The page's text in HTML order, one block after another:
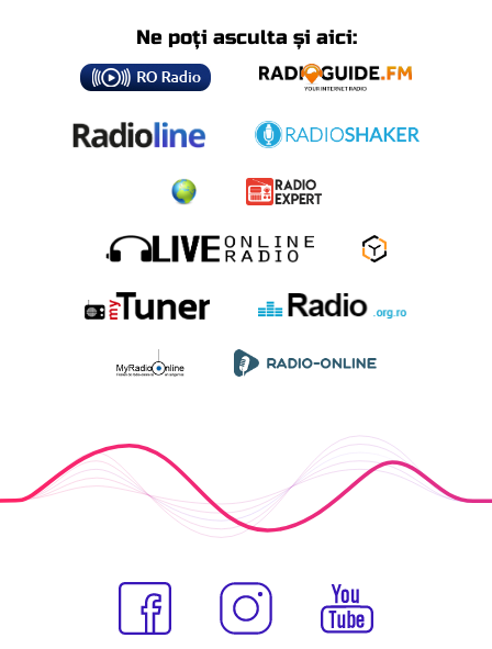
Ne poți asculta și aici: